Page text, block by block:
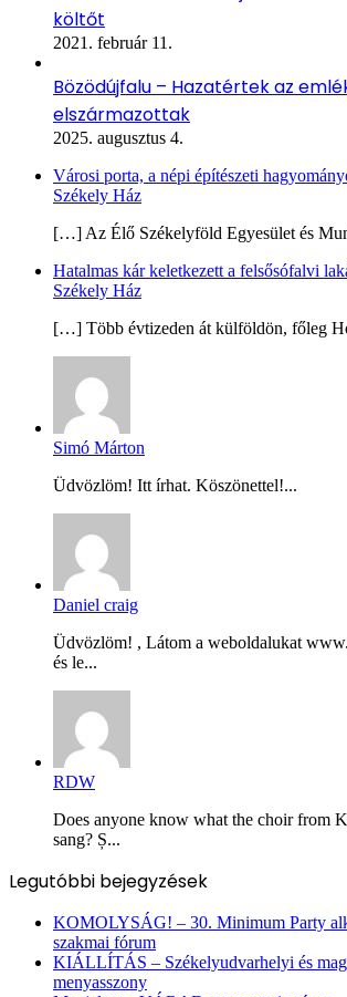
költőt
2021. február 11.
Bözödújfalu – Hazatértek az
elszármazottak
2025. augusztus 4.
Városi porta, a népi építészeti
Székely Ház
[…] Az Élő Székelyföld Egyesület és
Hatalmas kár keletkezett a felsősófalvi
Székely Ház
[…] Több évtizeden át külföldön, főleg
Simó Márton
Üdvözlöm! Itt írhat. Köszönettel!...
Daniel craig
Üdvözlöm! , Látom a weboldalukat
és le...
RDW
Does anyone know what the choir from
sang? Ș...
Legutóbbi bejegyzések
KOMOLYSÁG! – 30. Minimum Party
szakmai fórum
KIÁLLÍTÁS – Székelyudvarhelyi és
menyasszony